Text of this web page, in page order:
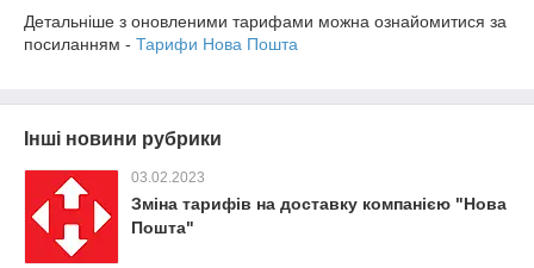
Детальніше з оновленими тарифами можна ознайомитися за
посиланням - Тарифи Нова Пошта
Інші новини рубрики
03.02.2023
Зміна тарифів на доставку компанією "Нова
Пошта"